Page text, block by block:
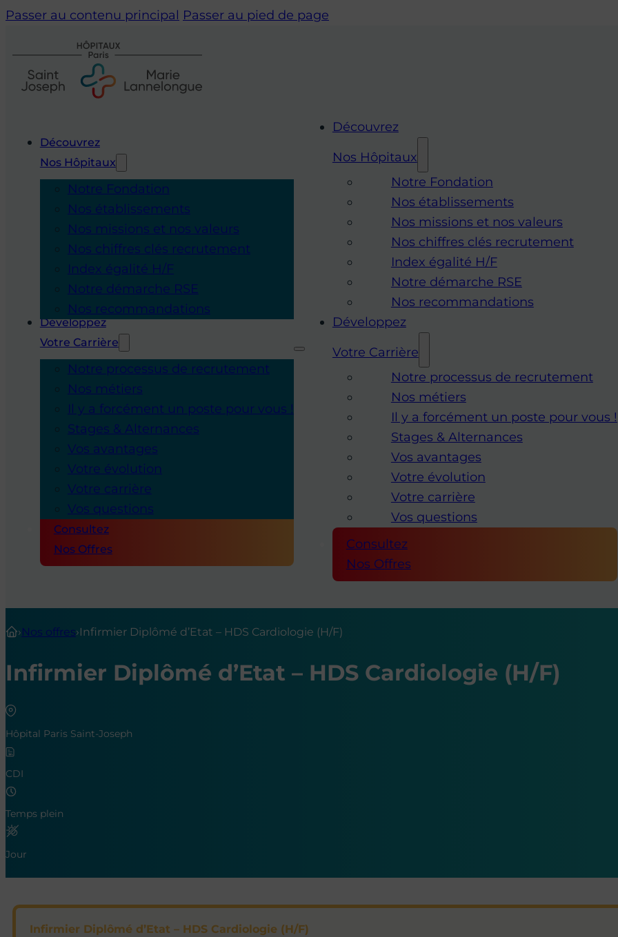
Passer au contenu principal Passer au pied de page
Découvrez
Nos Hôpitaux
Notre Fondation
Nos établissements
Nos missions et nos valeurs
Nos chiffres clés recrutement
Index égalité H/F
Notre démarche RSE
Nos recommandations
Développez
Votre Carrière
Notre processus de recrutement
Nos métiers
Il y a forcément un poste pour vous !
Stages & Alternances
Vos avantages
Votre évolution
Votre carrière
Vos questions
Consultez
Nos Offres
Découvrez
Nos Hôpitaux
Notre Fondation
Nos établissements
Nos missions et nos valeurs
Nos chiffres clés recrutement
Index égalité H/F
Notre démarche RSE
Nos recommandations
Développez
Votre Carrière
Notre processus de recrutement
Nos métiers
Il y a forcément un poste pour vous !
Stages & Alternances
Vos avantages
Votre évolution
Votre carrière
Vos questions
Consultez
Nos Offres
›Nos offres›Infirmier Diplômé d’Etat – HDS Cardiologie (H/F)
Infirmier Diplômé d’Etat – HDS Cardiologie (H/F)
Hôpital Paris Saint-Joseph
CDI
Temps plein
Jour
Infirmier Diplômé d’Etat – HDS Cardiologie (H/F)